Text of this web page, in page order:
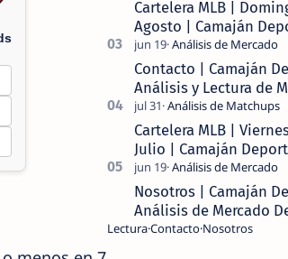
Cartelera MLB |
Agosto | Camaján
Contacto | Camaján
Análisis y Lectura de
Cartelera MLB |
Julio | Camaján
Nosotros | Camaján
Análisis de Mercado
LecturaContactoNosotros